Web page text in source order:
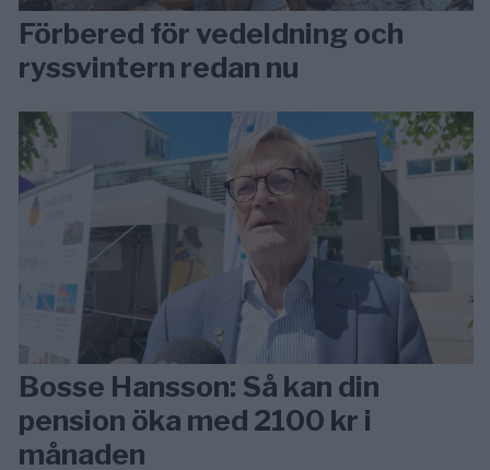
Förbered för vedeldning och
ryssvintern redan nu
Bosse Hansson: Så kan din
pension öka med 2100 kr i
månaden